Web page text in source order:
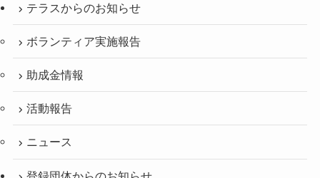
テラスからのお知らせ
ボランティア実施報告
助成金情報
活動報告
ニュース